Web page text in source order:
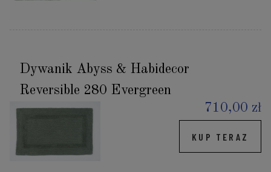
Dywanik Abyss & Habidecor
Reversible 280 Evergreen
710,00 zł
KUP TERAZ